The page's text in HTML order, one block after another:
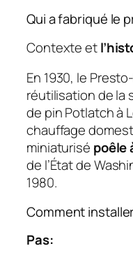
Qui a fabriqué le
Contexte et
En 1930, le
réutilisation de la
de pin Potlatch à
chauffage
miniaturisé poêle
de l’État de
1980.
Comment
Pas: